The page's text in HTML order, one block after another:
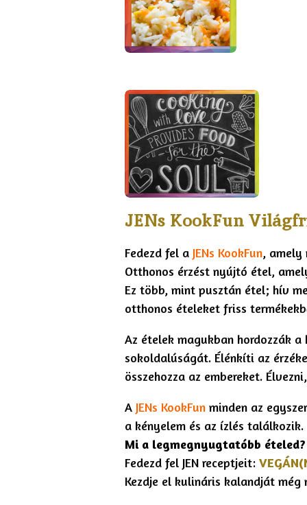
JENs KookFun
Fedezd fel a JENs KookFun, amely
Otthonos érzést nyújtó étel,
Ez több, mint pusztán étel; hív
otthonos ételeket friss
Az ételek magukban hordozzák
sokoldalúságát. Élénkíti az
összehozza az embereket.
A JENs KookFun minden az
a kényelem és az ízlés
Mi a legmegnyugtatóbb ételed?
Fedezd fel JEN receptjeit:
Kezdje el kulináris kalandját